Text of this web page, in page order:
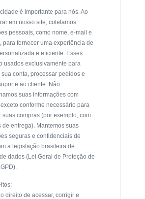
é importante para nós. Ao
em nosso site, coletamos
pessoais, como nome, e-mail e
para fornecer uma experiência de
e eficiente. Esses
usados exclusivamente para
conta, processar pedidos e
ao cliente. Não
suas informações com
conforme necessário para
suas compras (por exemplo, com
de entrega). Mantemos suas
seguras e confidenciais de
a legislação brasileira de
dados (Lei Geral de Proteção de
direito de acessar, corrigir e